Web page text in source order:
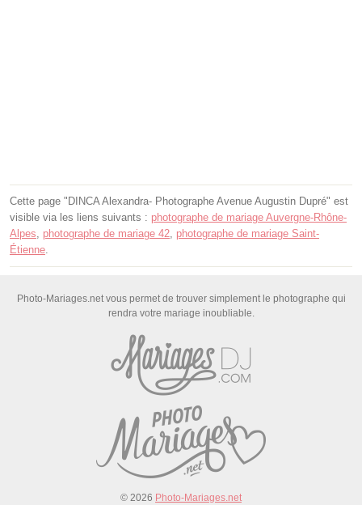
Cette page "DINCA Alexandra- Photographe Avenue Augustin Dupré" est
visible via les liens suivants : photographe de mariage Auvergne-Rhône-
Alpes, photographe de mariage 42, photographe de mariage Saint-
Étienne.
Photo-Mariages.net vous permet de trouver simplement le photographe qui
rendra votre mariage inoubliable.
© 2026 Photo-Mariages.net